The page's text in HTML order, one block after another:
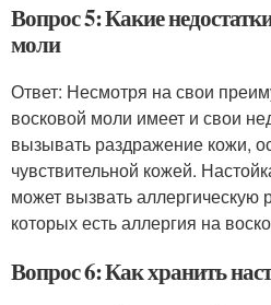
Вопрос 5: Какие
моли
Ответ: Несмотря на свои
восковой моли имеет и свои
вызывать раздражение кожи,
чувствительной кожей.
может вызвать аллергическую
которых есть аллергия на
Вопрос 6: Как хранить